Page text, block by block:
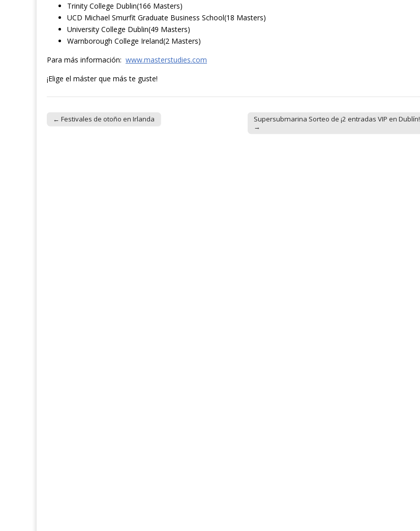
Trinity College Dublin(166 Masters)
UCD Michael Smurfit Graduate Business School(18 Masters)
University College Dublin(49 Masters)
Warnborough College Ireland(2 Masters)
Para más información: www.masterstudies.com
¡Elige el máster que más te guste!
← Festivales de otoño en Irlanda
Supersubmarina Sorteo de ¡2 entradas VIP en Dublín!
→